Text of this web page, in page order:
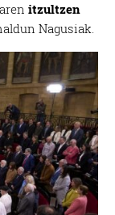
itzultzen
Nagusiak.